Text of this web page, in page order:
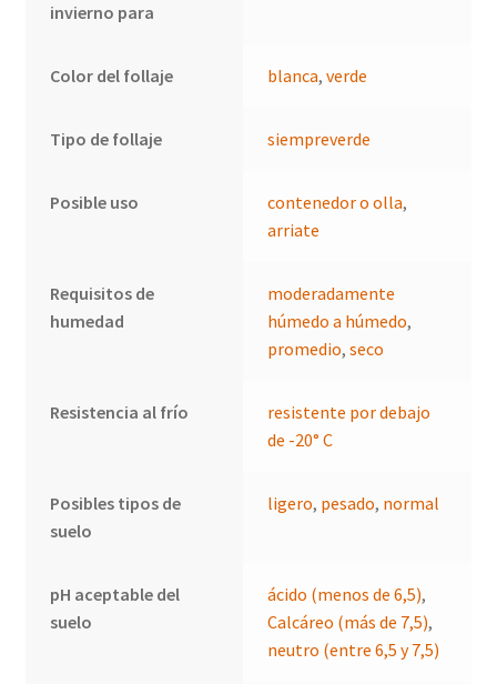
invierno para
Color del follaje blanca,verde
Tipo de follaje siempreverde
Posible uso contenedor o olla,
arriate
Requisitos de
humedad
moderadamente
húmedo a húmedo,
promedio,seco
Resistencia al frío
resistente por debajo
de -20° C
Posibles tipos de
suelo
ligero, pesado, normal
pH aceptable del
suelo
ácido (menos de 6,5),
Calcáreo (más de 7,5),
neutro (entre 6,5 y 7,5)